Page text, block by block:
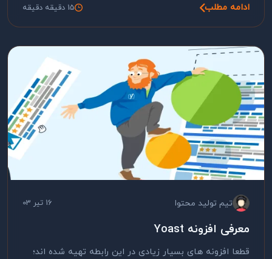
ادامه مطلب 15 دقیقه دقیقه
تیم تولید محتوا 16 تیر 03
معرفی افزونه Yoast
قطعا افزونه های بسیار زیادی در این رابطه تهیه شده اند؛